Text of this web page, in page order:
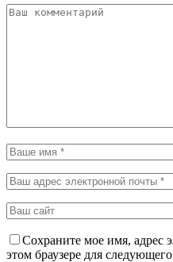
Сохраните мое имя, адрес
этом браузере для